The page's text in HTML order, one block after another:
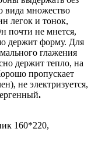
вида множество
легок и тонок,
почти не мнется,
держит форму. Для
глажения
держит тепло, на
пропускает
не электризуется,
.
160*220,